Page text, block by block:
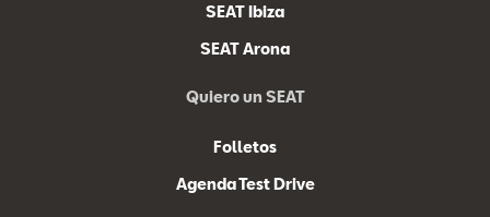
SEAT Ibiza
SEAT Arona
Quiero un SEAT
Folletos
Agenda Test Drive